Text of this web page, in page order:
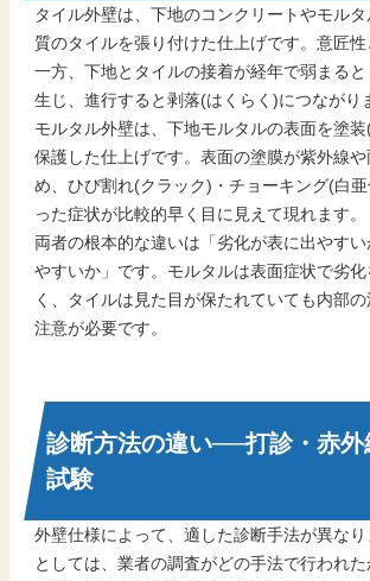
タイル外壁は、下地のコンクリートやモル
質のタイルを張り付けた仕上げです。意匠
一方、下地とタイルの接着が経年で弱まる
生じ、進行すると剥落(はくらく)につながり
モルタル外壁は、下地モルタルの表面を塗
保護した仕上げです。表面の塗膜が紫外線
め、ひび割れ(クラック)・チョーキング(白
った症状が比較的早く目に見えて現れます。
両者の根本的な違いは「劣化が表に出やす
やすいか」です。モルタルは表面症状で劣
く、タイルは見た目が保たれていても内部
注意が必要です。
診断方法の違い──打診・赤外
試験
外壁仕様によって、適した診断手法が異な
としては、業者の調査がどの手法で行われた